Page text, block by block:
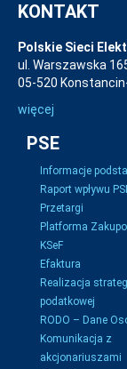
KONTAKT
Polskie Sieci
ul. Warszawska
05-520
więcej
PSE
Informacje
Raport wpływu
Przetargi
Platforma
KSeF
Efaktura
Realizacja
podatkowej
RODO – Dane
Komunikacja z
akcjonariuszami